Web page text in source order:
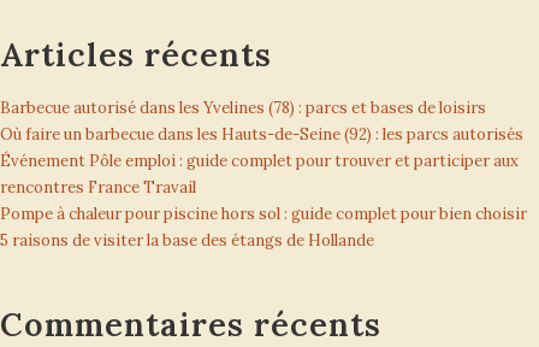
Articles récents
Barbecue autorisé dans les Yvelines (78) : parcs et bases de loisirs
Où faire un barbecue dans les Hauts-de-Seine (92) : les parcs autorisés
Événement Pôle emploi : guide complet pour trouver et participer aux
rencontres France Travail
Pompe à chaleur pour piscine hors sol : guide complet pour bien choisir
5 raisons de visiter la base des étangs de Hollande
Commentaires récents